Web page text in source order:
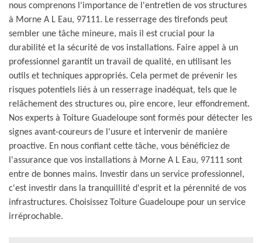
nous comprenons l'importance de l'entretien de vos structures
à Morne A L Eau, 97111. Le resserrage des tirefonds peut
sembler une tâche mineure, mais il est crucial pour la
durabilité et la sécurité de vos installations. Faire appel à un
professionnel garantit un travail de qualité, en utilisant les
outils et techniques appropriés. Cela permet de prévenir les
risques potentiels liés à un resserrage inadéquat, tels que le
relâchement des structures ou, pire encore, leur effondrement.
Nos experts à Toiture Guadeloupe sont formés pour détecter les
signes avant-coureurs de l'usure et intervenir de manière
proactive. En nous confiant cette tâche, vous bénéficiez de
l'assurance que vos installations à Morne A L Eau, 97111 sont
entre de bonnes mains. Investir dans un service professionnel,
c'est investir dans la tranquillité d'esprit et la pérennité de vos
infrastructures. Choisissez Toiture Guadeloupe pour un service
irréprochable.